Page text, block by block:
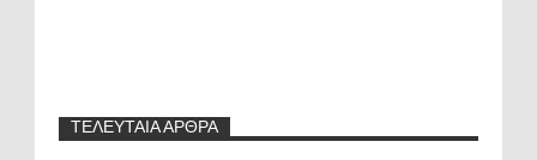
ΤΕΛΕΥΤΑΙΑ ΑΡΘΡΑ